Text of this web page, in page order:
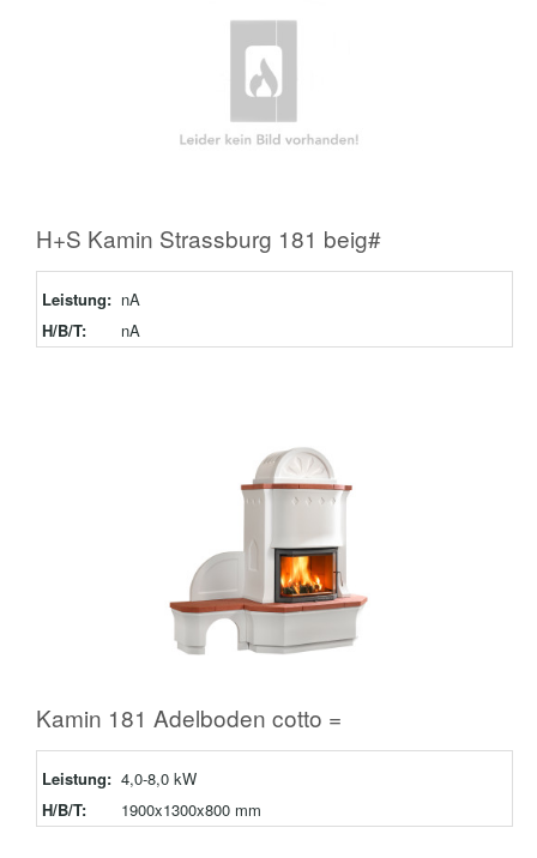
H+S Kamin Strassburg 181 beig#
Leistung: nA
H/B/T:
nA
Kamin 181 Adelboden cotto =
Leistung: 4,0-8,0 kW
H/B/T:
1900x1300x800 mm